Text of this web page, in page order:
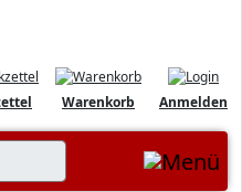
Anmelden
Warenkorb